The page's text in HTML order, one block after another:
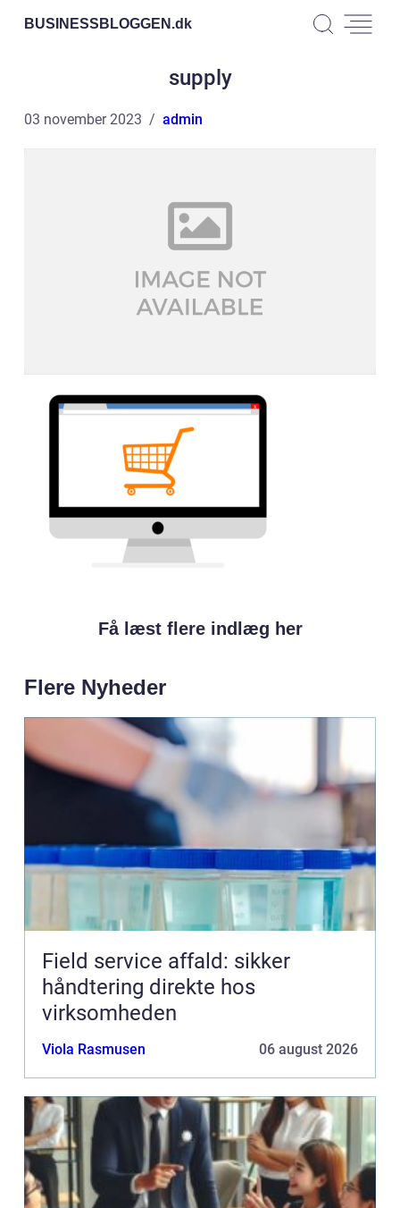
BUSINESSBLOGGEN.dk
supply
03 november 2023 admin
Få læst flere indlæg her
Flere Nyheder
Field service affald: sikker
håndtering direkte hos
virksomheden
Viola Rasmusen 06 august 2026